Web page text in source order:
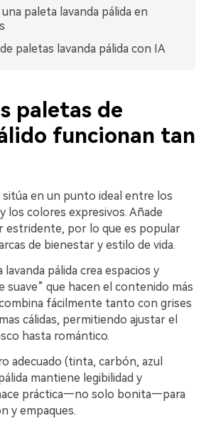
paleta lavanda pálida en
paletas lavanda pálida con IA
paletas de
funcionan tan
sitúa en un punto ideal entre los
los colores expresivos. Añade
estridente, por lo que es popular
de bienestar y estilo de vida.
pálida crea espacios y
suave” que hacen el contenido más
fácilmente tanto con grises
cálidas, permitiendo ajustar el
hasta romántico.
adecuado (tinta, carbón, azul
mantiene legibilidad y
práctica—no solo bonita—para
y empaques.